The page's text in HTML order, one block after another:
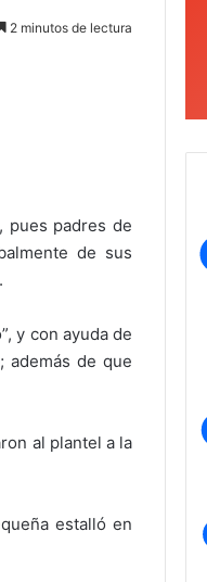
2 minutos de lectura
pues padres de
de sus
y con ayuda de
además de que
al plantel a la
estalló en